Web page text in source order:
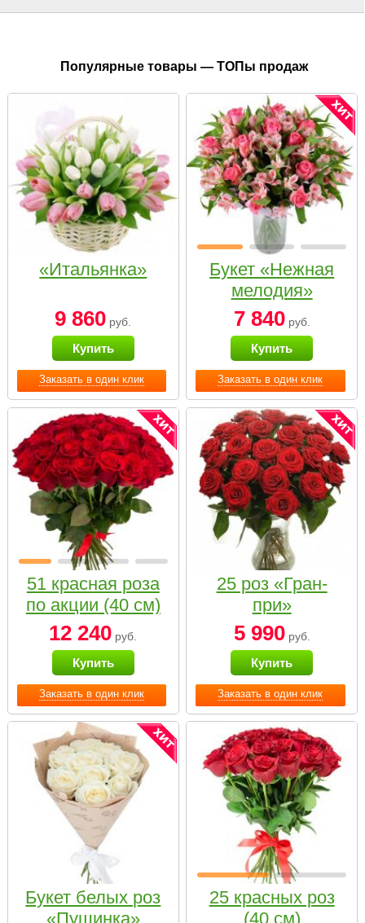
Популярные товары — ТОПы продаж
Заказать в один клик
«Итальянка»
9 860 руб.
Купить
Заказать в один клик
Букет «Нежная
мелодия»
7 840руб.
Купить
Заказать в один клик
51 красная роза
по акции (40 см)
12 240 руб.
Купить
Заказать в один клик
25 роз «Гран-
при»
5 990руб.
Купить
Букет белых роз
«Пушинка»
25 красных роз
(40 см)